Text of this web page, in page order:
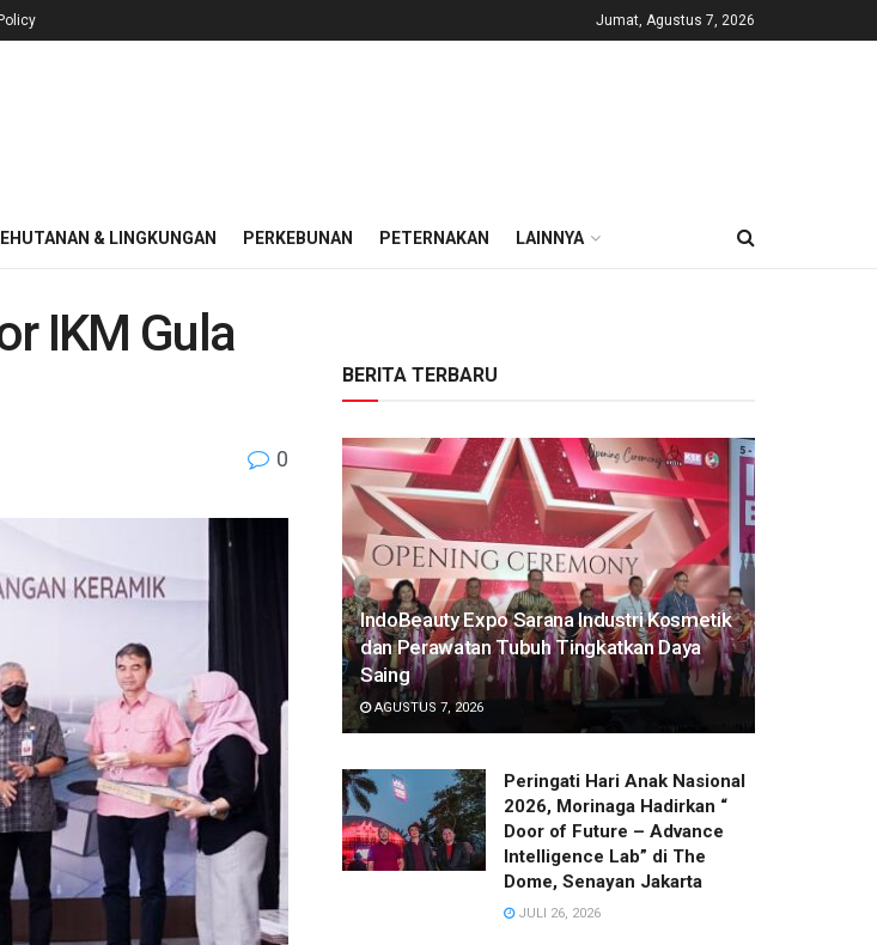
Jumat, Agustus 7, 2026
& LINGKUNGAN PERKEBUNAN PETERNAKAN LAINNYA
IKM Gula
0
BERITA TERBARU
IndoBeauty Expo Sarana Industri Kosmetik
dan Perawatan Tubuh Tingkatkan Daya
Saing
AGUSTUS 7, 2026
Peringati Hari Anak Nasional
2026, Morinaga Hadirkan “
Door of Future – Advance
Intelligence Lab” di The
Dome, Senayan Jakarta
JULI 26, 2026